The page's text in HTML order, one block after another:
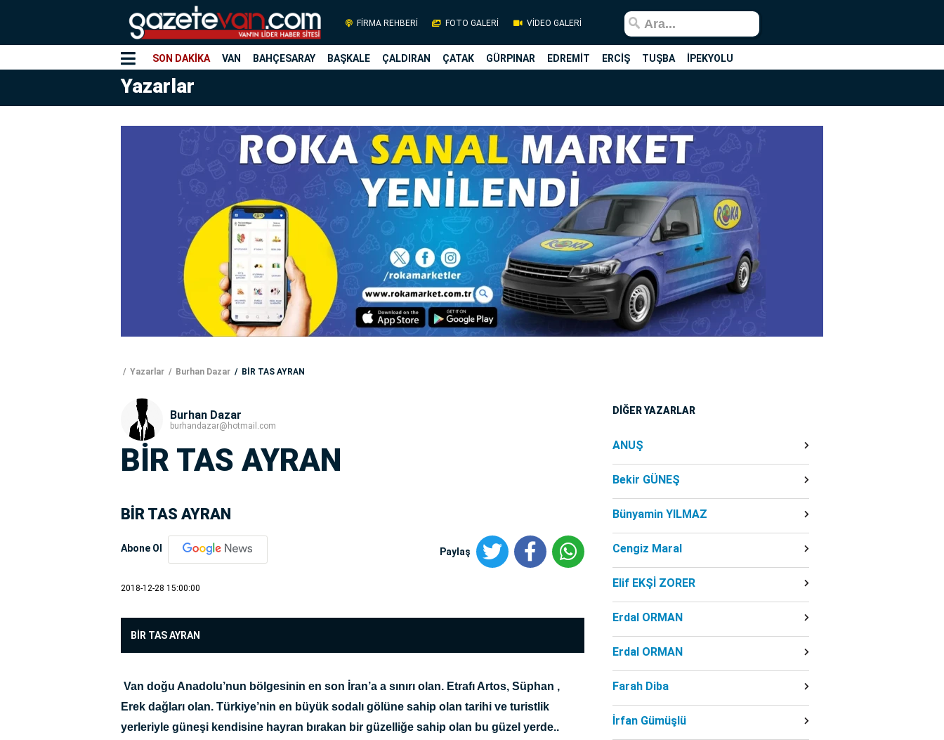
FİRMA REHBERİ FOTO GALERİ VİDEO GALERİ
SON DAKİKA VAN BAHÇESARAY BAŞKALE ÇALDIRAN ÇATAK GÜRPINAR EDREMİT ERCİŞ TUŞBA İPEKYOLU
Yazarlar
Yazarlar Burhan Dazar BİR TAS AYRAN
Burhan Dazar
burhandazar@hotmail.com
BİR TAS AYRAN
BİR TAS AYRAN
Abone Ol Paylaş
2018-12-28 15:00:00
BİR TAS AYRAN
Van doğu Anadolu’nun bölgesinin en son İran’a a sınırı olan. Etrafı Artos, Süphan ,
Erek dağları olan. Türkiye’nin en büyük sodalı gölüne sahip olan tarihi ve turistlik
yerleriyle güneşi kendisine hayran bırakan bir güzelliğe sahip olan bu güzel yerde..
DİĞER YAZARLAR
ANUŞ
Bekir GÜNEŞ
Bünyamin YILMAZ
Cengiz Maral
Elif EKŞİ ZORER
Erdal ORMAN
Erdal ORMAN
Farah Diba
İrfan Gümüşlü